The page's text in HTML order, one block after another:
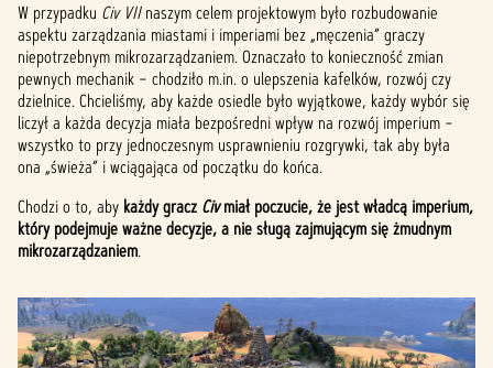
W przypadku Civ VIInaszym celem projektowym było rozbudowanie
aspektu zarządzania miastami i imperiami bez „męczenia” graczy
niepotrzebnym mikrozarządzaniem. Oznaczało to konieczność zmian
pewnych mechanik – chodziło m.in. o ulepszenia kafelków, rozwój czy
dzielnice. Chcieliśmy, aby każde osiedle było wyjątkowe, każdy wybór się
liczył a każda decyzja miała bezpośredni wpływ na rozwój imperium –
wszystko to przy jednoczesnym usprawnieniu rozgrywki, tak aby była
ona „świeża” i wciągająca od początku do końca.
Chodzi o to, aby każdy gracz Civmiał poczucie, że jest władcą imperium,
który podejmuje ważne decyzje, a nie sługą zajmującym się żmudnym
mikrozarządzaniem.